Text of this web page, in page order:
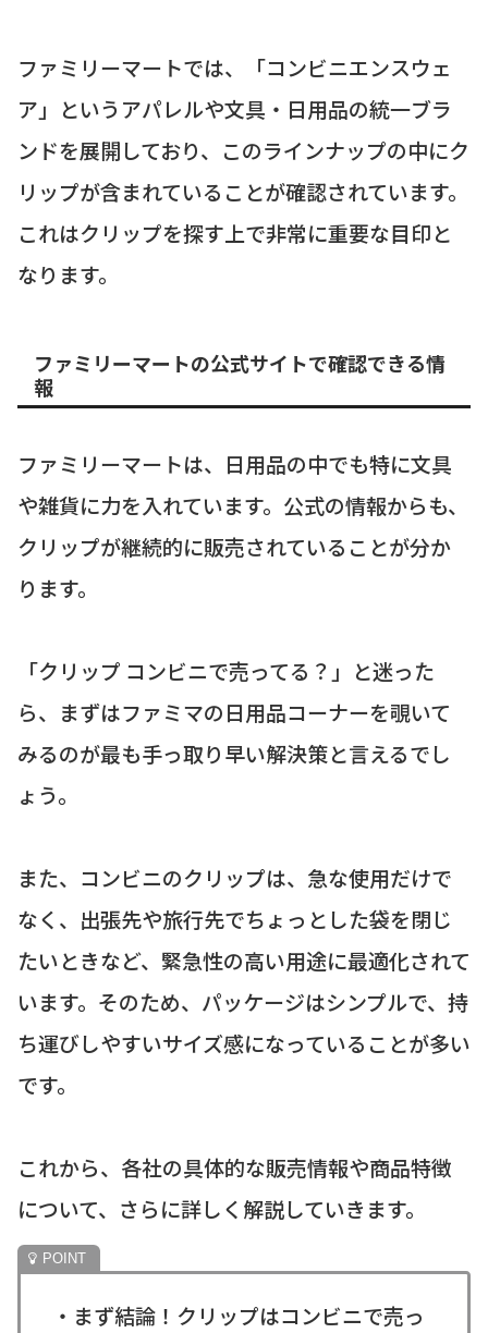
ファミリーマートでは、「コンビニエンスウェ
ア」というアパレルや文具・日用品の統一ブラ
ンドを展開しており、このラインナップの中にク
リップが含まれていることが確認されています。
これはクリップを探す上で非常に重要な目印と
なります。
ファミリーマートの公式サイトで確認できる情
報
ファミリーマートは、日用品の中でも特に文具
や雑貨に力を入れています。公式の情報からも、
クリップが継続的に販売されていることが分か
ります。
「クリップ コンビニで売ってる？」と迷った
ら、まずはファミマの日用品コーナーを覗いて
みるのが最も手っ取り早い解決策と言えるでし
ょう。
また、コンビニのクリップは、急な使用だけで
なく、出張先や旅行先でちょっとした袋を閉じ
たいときなど、緊急性の高い用途に最適化されて
います。そのため、パッケージはシンプルで、持
ち運びしやすいサイズ感になっていることが多い
です。
これから、各社の具体的な販売情報や商品特徴
について、さらに詳しく解説していきます。
・まず結論！クリップはコンビニで売っ